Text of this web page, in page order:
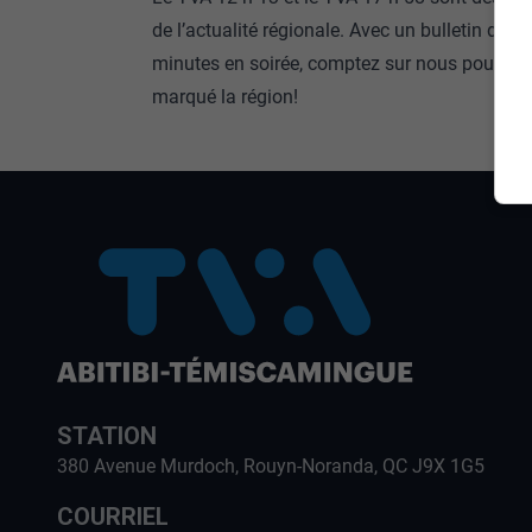
de l’actualité régionale. Avec un bulletin de
minutes en soirée, comptez sur nous pour
marqué la région!
STATION
380 Avenue Murdoch, Rouyn-Noranda, QC J9X 1G5
COURRIEL